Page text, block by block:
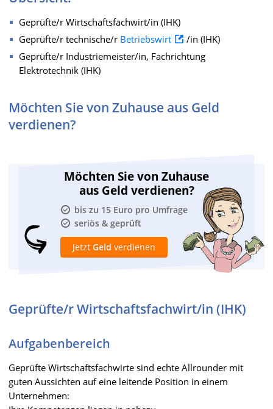
Geprüfte/r Wirtschaftsfachwirt/in (IHK)
Geprüfte/r technische/r Betriebswirt
/in (IHK)
Geprüfte/r Industriemeister/in, Fachrichtung
Elektrotechnik (IHK)
Möchten Sie von Zuhause aus Geld
verdienen?
Möchten Sie von Zuhause
aus Geld verdienen?
bis zu 15 Euro pro Umfrage
seriös & geprüft
Jetzt Geld verdienen
Geprüfte/r Wirtschaftsfachwirt/in (IHK)
Aufgabenbereich
Geprüfte Wirtschaftsfachwirte sind echte Allrounder mit
guten Aussichten auf eine leitende Position in einem
Unternehmen: